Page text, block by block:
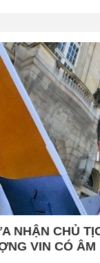
NHẬN CHỦ
VIN CÓ